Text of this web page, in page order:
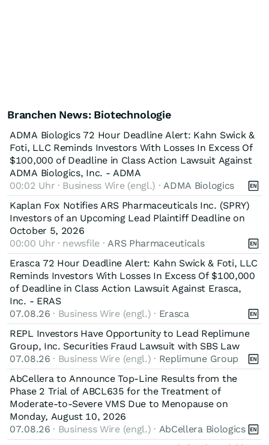
Branchen News: Biotechnologie
ADMA Biologics 72 Hour Deadline Alert: Kahn Swick &
Foti, LLC Reminds Investors With Losses In Excess Of
$100,000 of Deadline in Class Action Lawsuit Against
ADMA Biologics, Inc. - ADMA
00:02 Uhr · Business Wire (engl.) · ADMA Biologics
Kaplan Fox Notifies ARS Pharmaceuticals Inc. (SPRY)
Investors of an Upcoming Lead Plaintiff Deadline on
October 5, 2026
00:00 Uhr · newsfile · ARS Pharmaceuticals
Erasca 72 Hour Deadline Alert: Kahn Swick & Foti, LLC
Reminds Investors With Losses In Excess Of $100,000
of Deadline in Class Action Lawsuit Against Erasca,
Inc. - ERAS
07.08.26 · Business Wire (engl.) · Erasca
REPL Investors Have Opportunity to Lead Replimune
Group, Inc. Securities Fraud Lawsuit with SBS Law
07.08.26 · Business Wire (engl.) · Replimune Group
AbCellera to Announce Top-Line Results from the
Phase 2 Trial of ABCL635 for the Treatment of
Moderate-to-Severe VMS Due to Menopause on
Monday, August 10, 2026
07.08.26 · Business Wire (engl.) · AbCellera Biologics